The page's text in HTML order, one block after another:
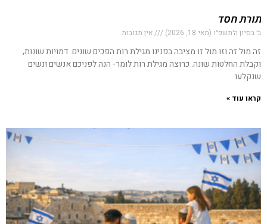
תורת חסד
ב׳ בסיון ה׳תשפ״ו (מאי 18, 2026) אין תגובות
זה מול זה וזו מול זו מציבה בפנינו מגילת רות הפכים שונים. דמויות שונות,
וקבלת החלטות שונה. כרוצה מגילת רות לומר- הנה לפניכם אנשים ונשים
שנקלעו
קראו עוד »